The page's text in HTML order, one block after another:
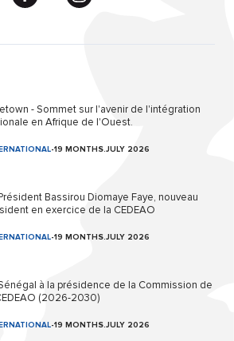
- Sommet sur l'avenir de l'intégration
en Afrique de l'Ouest.
-19 MONTHS.JULY 2026
Bassirou Diomaye Faye, nouveau
en exercice de la CEDEAO
-19 MONTHS.JULY 2026
à la présidence de la Commission de
(2026-2030)
-19 MONTHS.JULY 2026